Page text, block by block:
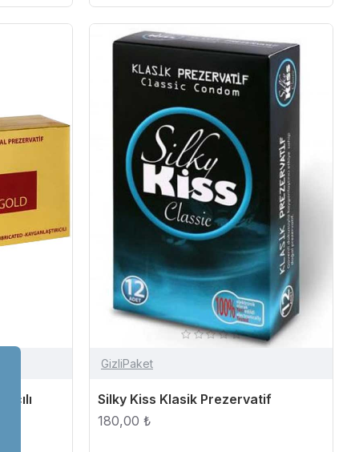
GizliPaket
Silky Kiss Klasik Prezervatif
180,00 ₺